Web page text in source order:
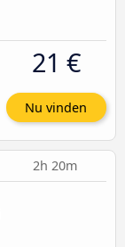
21 €
Nu vinden
2h 20m